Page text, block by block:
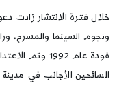
خلال فترة الانتشار زادت
ونجوم السينما والمسرح،
فودة عام